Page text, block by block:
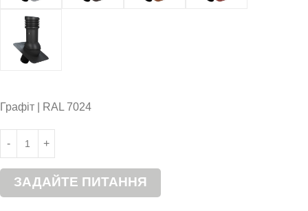
Графіт | RAL 7024
ЗАДАЙТЕ ПИТАННЯ